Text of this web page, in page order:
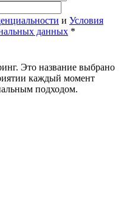
и Условия
данных *
Это название выбрано
каждый момент
подходом.